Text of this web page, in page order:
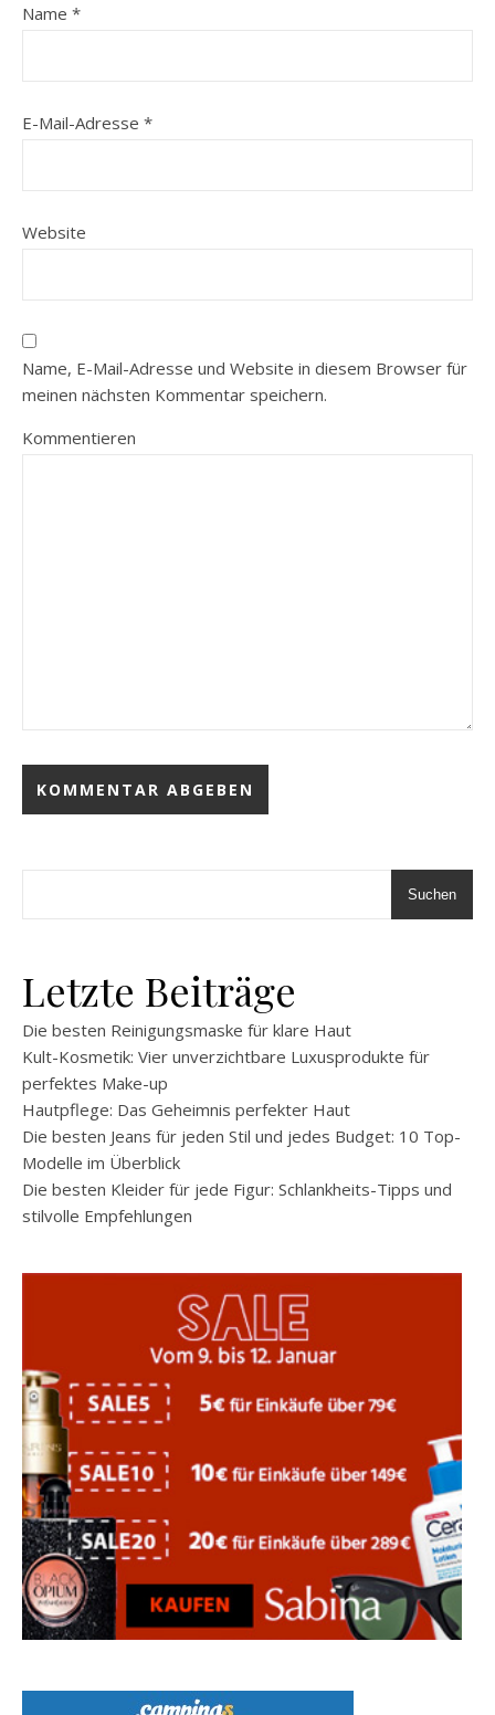
Name *
E-Mail-Adresse *
Website
Name, E-Mail-Adresse und Website in diesem Browser für
meinen nächsten Kommentar speichern.
Kommentieren
Suchen
Letzte Beiträge
Die besten Reinigungsmaske für klare Haut
Kult-Kosmetik: Vier unverzichtbare Luxusprodukte für
perfektes Make-up
Hautpflege: Das Geheimnis perfekter Haut
Die besten Jeans für jeden Stil und jedes Budget: 10 Top-
Modelle im Überblick
Die besten Kleider für jede Figur: Schlankheits-Tipps und
stilvolle Empfehlungen